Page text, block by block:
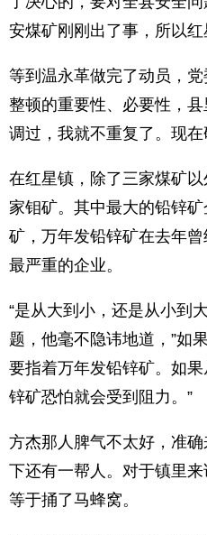
安煤矿刚刚出了事，所以
等到温永革做完了动员，
整顿的重要性、必要性，
调过，我就不重复了。现在
在红星镇，除了三家煤矿
家钼矿。其中最大的铅锌
矿，万年发铅锌矿在去年
最严重的企业。
“是从大到小，还是从小到
题，他毫不隐讳地道，”如
要指着万年发铅锌矿。如
锌矿恐怕就会受到阻力。”
方杰那人脾气不太好，准
下还有一帮人。对于镇里
等于捅了马蜂窝。